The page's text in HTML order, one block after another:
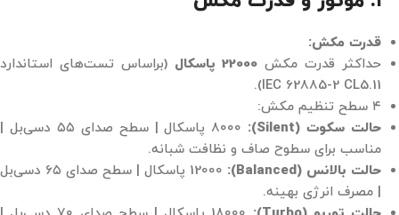
قدرت مکش:
حداکثر قدرت مکش 22000 پاسکال
(براساس تست‌های استاندارد
IEC 62885-2 CL5.11).
۴ سطح تنظیم مکش:
حالت سکوت (Silent):
8000 پاسکال | سطح صدای ۵۵ دسی‌بل |
مناسب برای سطوح صاف و نظافت شبانه.
حالت بالانس (Balanced):
12000 پاسکال | سطح صدای ۶۵ دسی‌بل
| مصرف انرژی بهینه.